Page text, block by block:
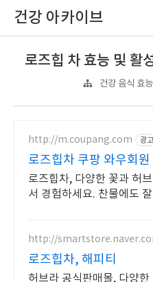
건강 아카이브
로즈힙 차 효능 및 활
건강 음식 효능
http://m.coupang.com 광고
로즈힙차 쿠팡 와우회
로즈힙차, 다양한 꽃과 허
서 경험하세요. 찬물에도
http://
로즈힙차, 해피티
허브라 공식판매몰, 다양한